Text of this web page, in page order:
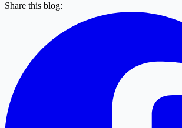
Share this blog: